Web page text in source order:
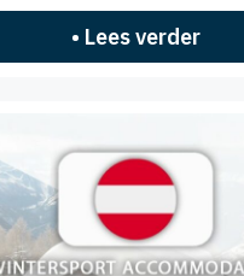
• Lees verder